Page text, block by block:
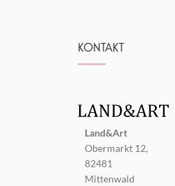
KONTAKT
Land&Art
Obermarkt 12,
82481
Mittenwald